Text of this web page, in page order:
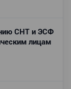
СНТ и ЭСФ
лицам